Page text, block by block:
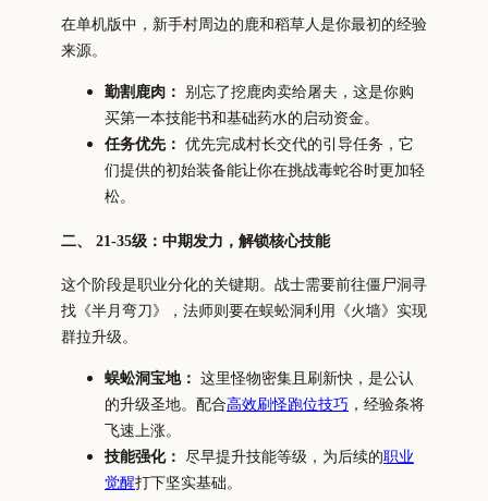
在单机版中，新手村周边的鹿和稻草人是你最初的经验
来源。
勤割鹿肉： 别忘了挖鹿肉卖给屠夫，这是你购
买第一本技能书和基础药水的启动资金。
任务优先： 优先完成村长交代的引导任务，它
们提供的初始装备能让你在挑战毒蛇谷时更加轻
松。
二、 21-35级：中期发力，解锁核心技能
这个阶段是职业分化的关键期。战士需要前往僵尸洞寻
找《半月弯刀》，法师则要在蜈蚣洞利用《火墙》实现
群拉升级。
蜈蚣洞宝地： 这里怪物密集且刷新快，是公认
的升级圣地。配合高效刷怪跑位技巧 ，经验条将
飞速上涨。
技能强化： 尽早提升技能等级，为后续的职业
觉醒打下坚实基础。